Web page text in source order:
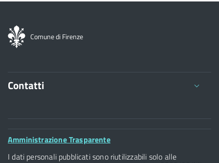
Comune di Firenze
Contatti
Comune di Firenze
Palazzo Vecchio
Piazza della Signoria - 50122, Firenze
P.IVA 01307110484
Footer
Amministrazione Trasparente
I dati personali pubblicati sono riutilizzabili solo alle